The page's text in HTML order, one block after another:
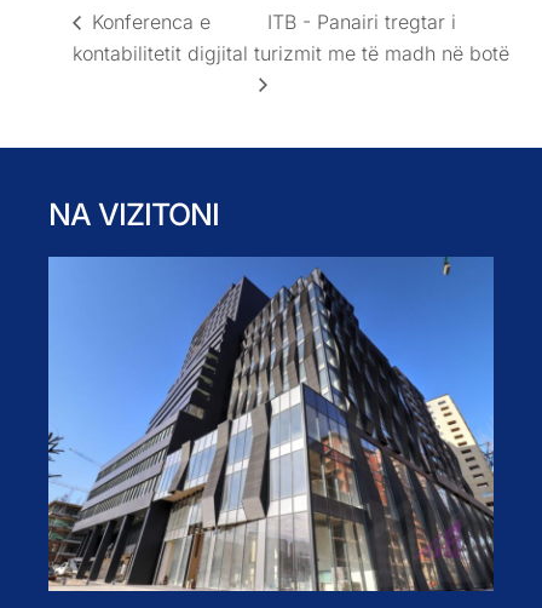
Konferenca e
kontabilitetit digjital
ITB - Panairi tregtar i
turizmit me të madh në botë
NA VIZITONI